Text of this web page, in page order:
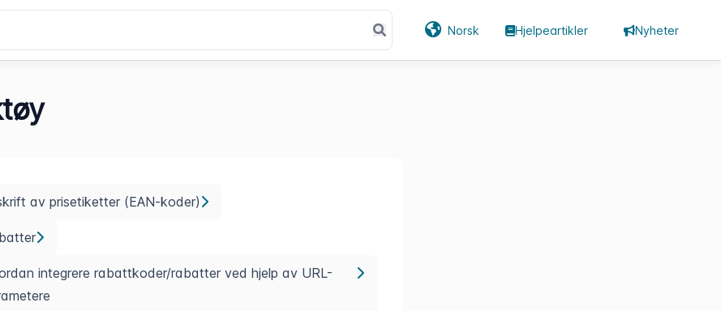
Norsk Hjelpeartikler Nyheter
av prisetiketter (EAN-koder)
integrere rabattkoder/rabatter ved hjelp av URL-